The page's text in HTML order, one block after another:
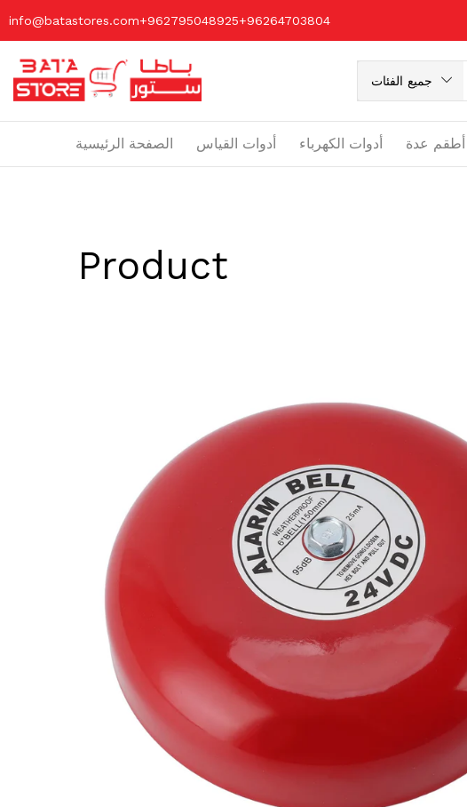
info@batastores.com+962795048925+96264703804
جميع الفئات
الصفحة الرئيسية أدوات القياس أدوات الكهرباء أطقم عدة
Product